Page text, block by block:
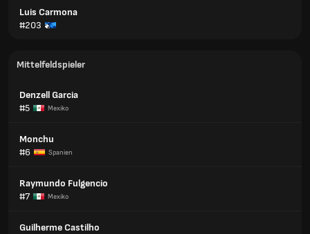
Luis Carmona
#203
Mittelfeldspieler
Denzell Garcia
#5
Mexiko
Monchu
#6
Spanien
Raymundo Fulgencio
#7
Mexiko
Guilherme Castilho